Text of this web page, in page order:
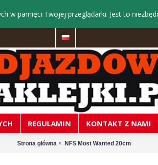
w pamięci Twojej przeglądarki. Jest to
REGULAMIN KONTAKT Z NAMI
Strona główna NFS Most Wanted 20cm